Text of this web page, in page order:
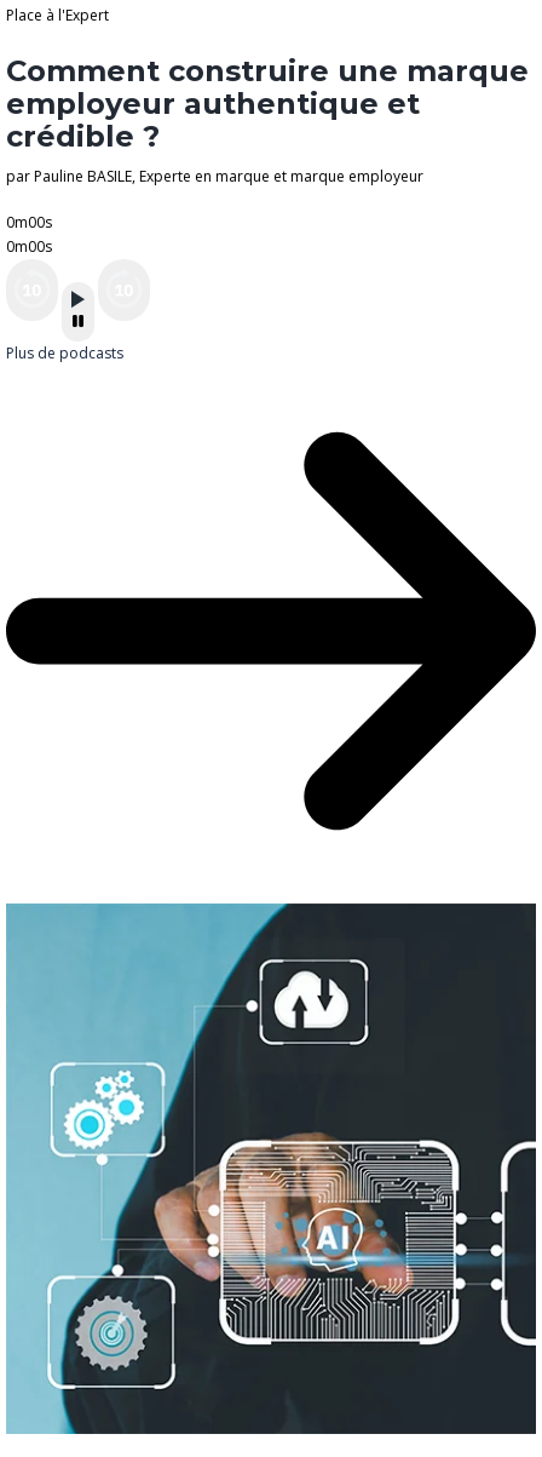
Place à l'Expert
Comment construire une marque
employeur authentique et
crédible ?
par Pauline BASILE, Experte en marque et marque employeur
0m00s
0m00s
Plus de podcasts